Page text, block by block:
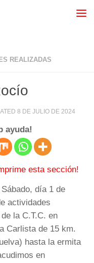
REALIZADAS
8 DE JULIO DE 2024
ayuda!
esta sección!
día 1 de
actividades
la C.T.C. en
Carlista de 15 km.
hasta la ermita
en